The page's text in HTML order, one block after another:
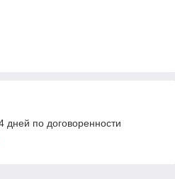
дней по договоренности